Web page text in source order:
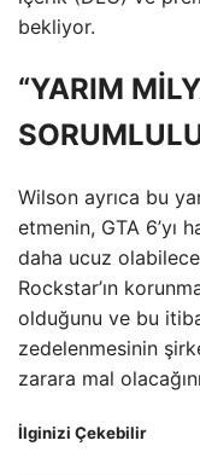
bekliyor.
“YARIM
Wilson ayrıca bu
etmenin, GTA 6’yı
daha ucuz
Rockstar’ın
olduğunu ve bu
zedelenmesinin
zarara mal
İlginizi Çekebilir